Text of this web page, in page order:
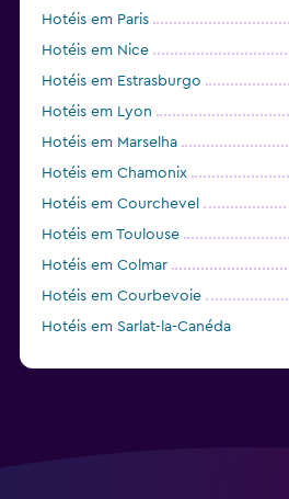
Hotéis em Paris
Hotéis em Nice
Hotéis em Estrasburgo
Hotéis em Lyon
Hotéis em Marselha
Hotéis em Chamonix
Hotéis em Courchevel
Hotéis em Toulouse
Hotéis em Colmar
Hotéis em Courbevoie
Hotéis em Sarlat-la-Canéda